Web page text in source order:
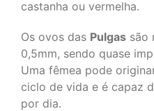
castanha ou vermelha.
Os ovos das Pulgas são
0,5mm, sendo quase
Uma fêmea pode
ciclo de vida e é capaz
por dia.